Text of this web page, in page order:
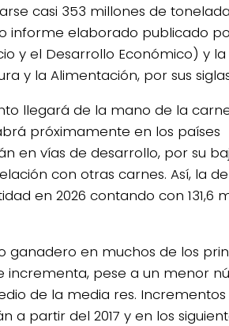
casi 353 millones de
informe elaborado publicado
y el Desarrollo Económico) y la
y la Alimentación, por sus
llegará de la mano de la
próximamente en los países
en vías de desarrollo, por su
con otras carnes. Así, la
en 2026 contando con 131,6
ganadero en muchos de los
incrementa, pese a un menor
de la media res.
a partir del 2017 y en los